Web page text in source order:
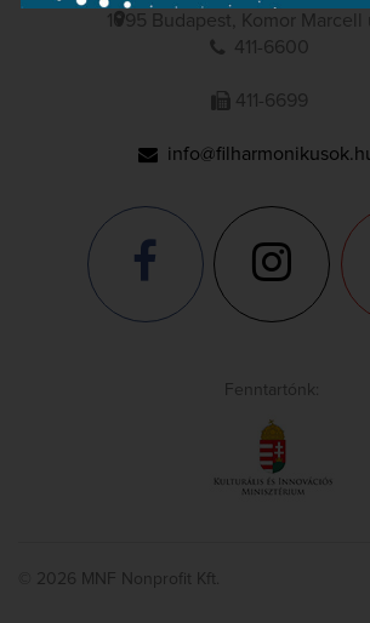
1095 Budapest, Komor Marcell
411-6600
411-6699
Fenntartónk:
© 2026 MNF Nonprofit Kft.